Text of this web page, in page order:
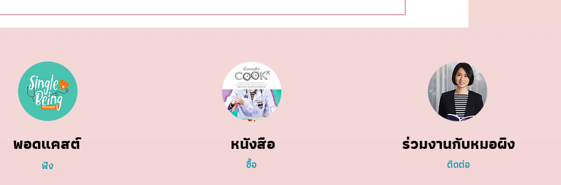
ผลไม้สด vs. ผลไม้อบแห้ง:
เปรียบเทียบปริมาณน้ำตาล
ที่ดีต่อสุขภาพ
ตั้งเป้าหมายสุขภาพดีในปีหน้า
ด้วยหลัก SMART
พอดแคสต์
ฟัง
หนังสือ
ซื้อ
ร่วมงานกับหมอผิง
ติดต่อ